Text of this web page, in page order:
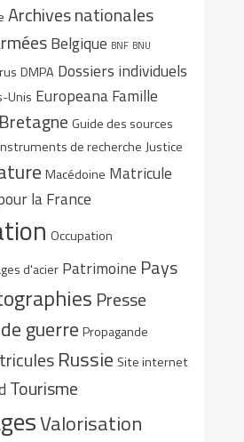
Archives nationales
Belgique BNF BNU
DMPA Dossiers individuels
Unis EuropeanaFamille
Guide des sources
de recherche Justice
Macédoine Matricule
la France
Occupation
d'acier Patrimoine Pays
Presse
guerre Propagande
Russie Site internet
Tourisme
Valorisation